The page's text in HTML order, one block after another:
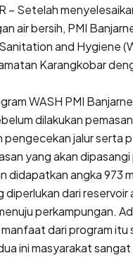
– Setelah
air bersih, PMI
and Hygiene
Karangkobar
WASH PMI
dilakukan
pengecekan jalur serta
yang akan
didapatkan angka 973
diperlukan dari reservoir
perkampungan.
dari program itu
ini masyarakat